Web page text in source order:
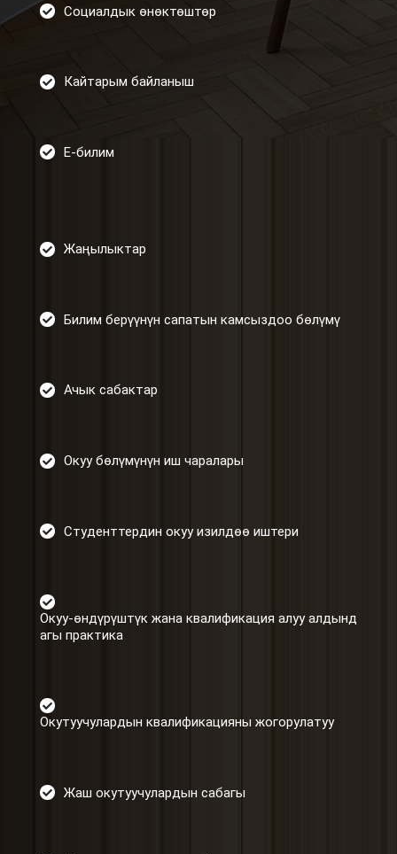
Социалдык өнөктөштөр
Кайтарым байланыш
Е-билим
Жаңылыктар
Билим берүүнүн сапатын камсыздоо бөлүмү
Ачык сабактар
Окуу бөлүмүнүн иш чаралары
Студенттердин окуу изилдөө иштери
Окуу-өндүрүштүк жана квалификация алуу алдынд
агы практика
Окутуучулардын квалификацияны жогорулатуу
Жаш окутуучулардын сабагы